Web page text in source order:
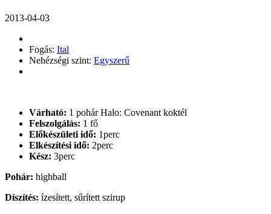
2013-04-03
Fogás: Ital
Nehézségi szint: Egyszerű
Várható: 1 pohár Halo: Covenant koktél
Felszolgálás: 1 fő
Előkészületi idő: 1perc
Elkészítési idő: 2perc
Kész: 3perc
Pohár: highball
Díszítés: ízesített, sűrített szirup